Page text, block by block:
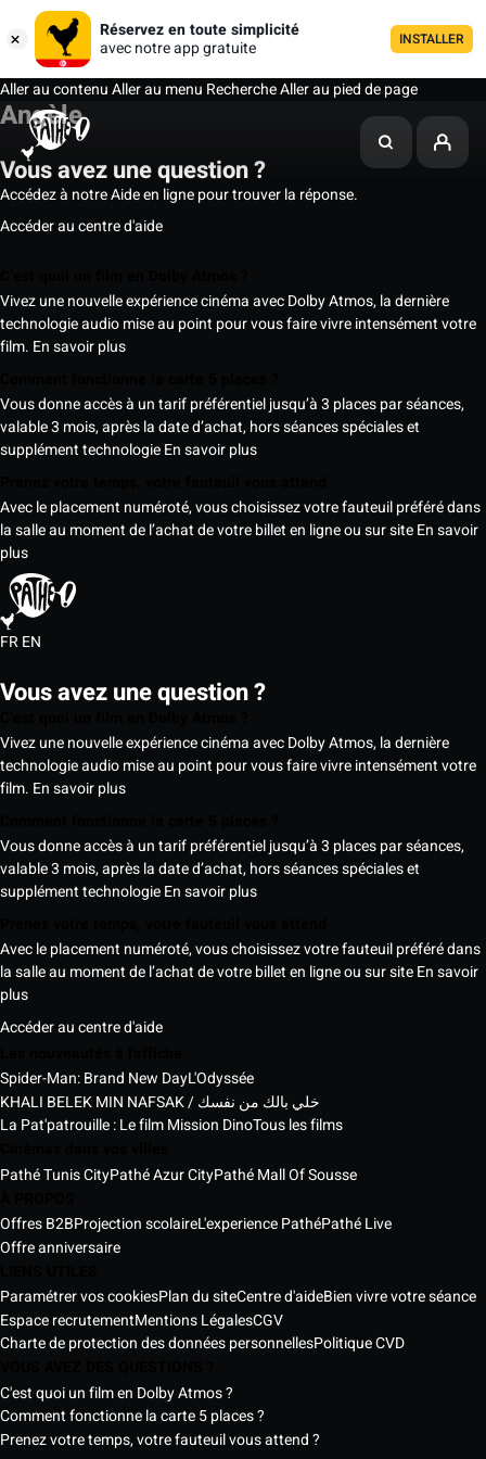
Réservez en toute simplicité
avec notre app gratuite
INSTALLER
Aller au contenuAller au menu RechercheAller au pied de page
Angèle
Vous avez une question ?
Accédez à notre Aide en ligne pour trouver la réponse.
Accéder au centre d'aide
Vivez une nouvelle expérience cinéma avec Dolby Atmos, la dernière
technologie audio mise au point pour vous faire vivre intensément votre
film. En savoir plus
Vous donne accès à un tarif préférentiel jusqu’à 3 places par séances,
valable 3 mois, après la date d’achat, hors séances spéciales et
supplément technologieEn savoir plus
Avec le placement numéroté, vous choisissez votre fauteuil préféré dans
la salle au moment de l’achat de votre billet en ligne ou sur siteEn savoir
plus
FREN
Vous avez une question ?
Vivez une nouvelle expérience cinéma avec Dolby Atmos, la dernière
technologie audio mise au point pour vous faire vivre intensément votre
film. En savoir plus
Vous donne accès à un tarif préférentiel jusqu’à 3 places par séances,
valable 3 mois, après la date d’achat, hors séances spéciales et
supplément technologieEn savoir plus
Avec le placement numéroté, vous choisissez votre fauteuil préféré dans
la salle au moment de l’achat de votre billet en ligne ou sur siteEn savoir
plus
Accéder au centre d'aide
Spider-Man: Brand New DayL'Odyssée
KHALI BELEK MIN NAFSAK / خلي بالك من نفسك
La Pat'patrouille : Le film Mission DinoTous les films
Pathé Tunis CityPathé Azur CityPathé Mall Of Sousse
Offres B2BProjection scolaireL'experience PathéPathé Live
Offre anniversaire
Paramétrer vos cookiesPlan du siteCentre d'aideBien vivre votre séance
Espace recrutementMentions LégalesCGV
Charte de protection des données personnellesPolitique CVD
C'est quoi un film en Dolby Atmos ?
Comment fonctionne la carte 5 places ?
Prenez votre temps, votre fauteuil vous attend ?